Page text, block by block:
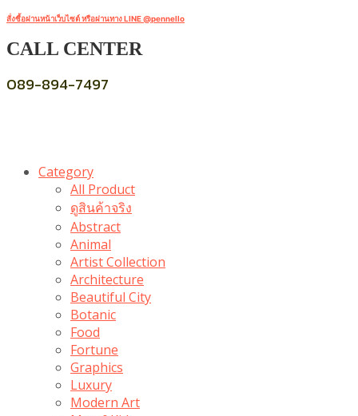
สั่งซื้อผ่านหน้าเว็บไซต์ หรือผ่านทาง LINE @pennello
CALL CENTER
089-894-7497
Category
All Product
ดูสินค้าจริง
Abstract
Animal
Artist Collection
Architecture
Beautiful City
Botanic
Food
Fortune
Graphics
Luxury
Modern Art